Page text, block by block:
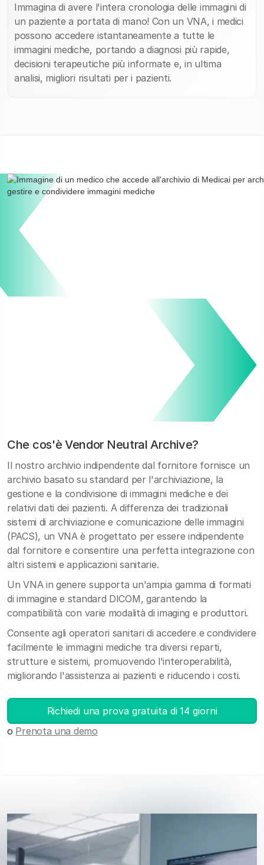
Immagina di avere l'intera cronologia delle immagini di
un paziente a portata di mano! Con un VNA, i medici
possono accedere istantaneamente a tutte le
immagini mediche, portando a diagnosi più rapide,
decisioni terapeutiche più informate e, in ultima
analisi, migliori risultati per i pazienti.
Che cos'è Vendor Neutral Archive?
Il nostro archivio indipendente dal fornitore fornisce un
archivio basato su standard per l'archiviazione, la
gestione e la condivisione di immagini mediche e dei
relativi dati dei pazienti. A differenza dei tradizionali
sistemi di archiviazione e comunicazione delle immagini
(PACS), un VNA è progettato per essere indipendente
dal fornitore e consentire una perfetta integrazione con
altri sistemi e applicazioni sanitarie.
Un VNA in genere supporta un'ampia gamma di formati
di immagine e standard DICOM, garantendo la
compatibilità con varie modalità di imaging e produttori.
Consente agli operatori sanitari di accedere e condividere
facilmente le immagini mediche tra diversi reparti,
strutture e sistemi, promuovendo l'interoperabilità,
migliorando l'assistenza ai pazienti e riducendo i costi.
Richiedi una prova gratuita di 14 giorni
o Prenota una demo